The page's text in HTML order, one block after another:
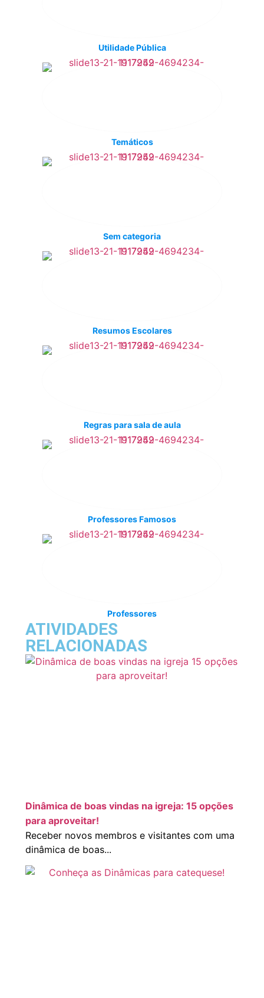
Utilidade Pública
Temáticos
Sem categoria
Resumos Escolares
Regras para sala de aula
Professores Famosos
Professores
ATIVIDADES
RELACIONADAS
Dinâmica de boas vindas na igreja: 15 opções
para aproveitar!
Receber novos membros e visitantes com uma
dinâmica de boas...